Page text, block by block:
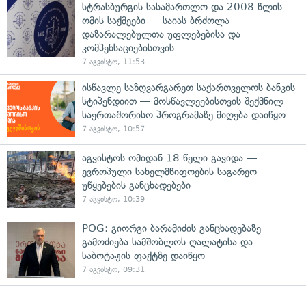
სტრასბურგის სასამართლო და 2008 წლის
ომის საქმეები — საიას ბრძოლა
დაზარალებულთა უფლებებისა და
კომპენსაციებისთვის
7 აგვისტო, 11:53
ისწავლე საზღვარგარეთ საქართველოს ბანკის
სტიპენდიით — მოსწავლეებისთვის შექმნილ
საერთაშორისო პროგრამაზე მიღება დაიწყო
7 აგვისტო, 10:57
აგვისტოს ომიდან 18 წელი გავიდა —
ევროპული სახელმწიფოების საგარეო
უწყებების განცხადებები
7 აგვისტო, 10:39
POG: გიორგი ბარამიძის განცხადებაზე
გამოძიება სამშობლოს ღალატისა და
საბოტაჟის ფაქტზე დაიწყო
7 აგვისტო, 09:31